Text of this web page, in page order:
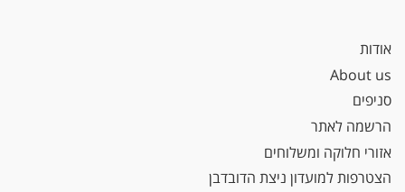
אודות
About us
סניפים
הרשמה לאתר
אזורי חלוקה ומשלוחים
הצטרפות למועדון ניצת הדובדבן